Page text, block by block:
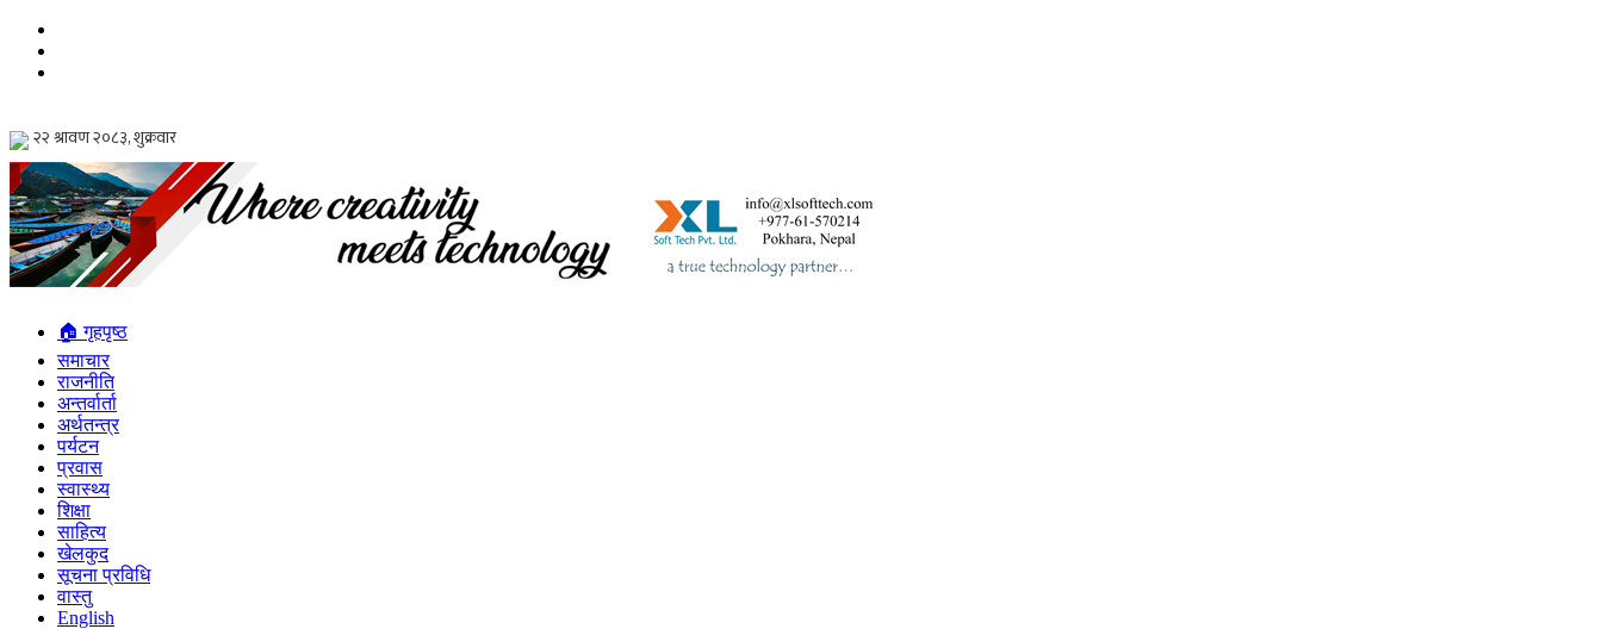
🏠 गृहपृष्ठ
समाचार
राजनीति
अन्तर्वार्ता
अर्थतन्त्र
पर्यटन
प्रवास
स्वास्थ्य
शिक्षा
साहित्य
खेलकुद
सूचना प्रविधि
वास्तु
English